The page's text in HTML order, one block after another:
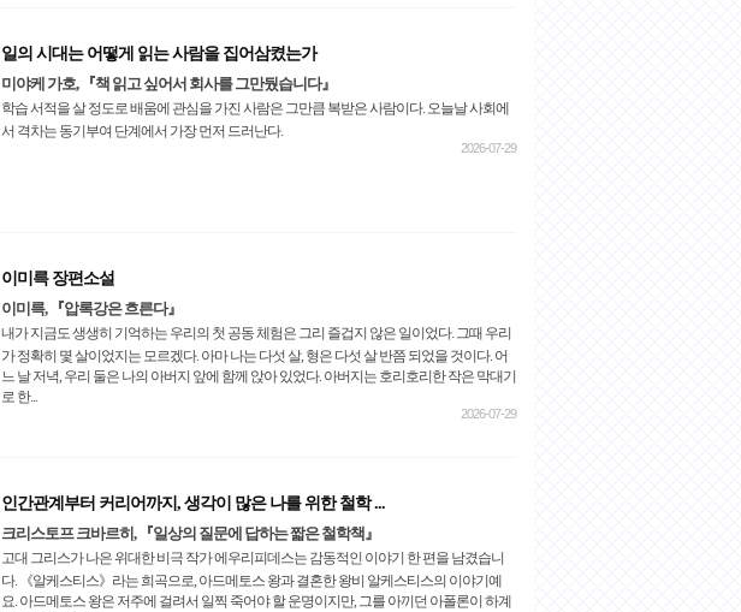
일의 시대는 어떻게 읽는 사람을 집어삼켰는가
미야케 가호, 『책 읽고 싶어서 회사를 그만뒀습니다』
학습 서적을 살 정도로 배움에 관심을 가진 사람은 그만큼 복받은 사람이다. 오늘날 사회에
서 격차는 동기부여 단계에서 가장 먼저 드러난다.
2026-07-29
이미륵 장편소설
이미륵, 『압록강은 흐른다』
내가 지금도 생생히 기억하는 우리의 첫 공동 체험은 그리 즐겁지 않은 일이었다. 그때 우리
가 정확히 몇 살이었지는 모르겠다. 아마 나는 다섯 살, 형은 다섯 살 반쯤 되었을 것이다. 어
느 날 저녁, 우리 둘은 나의 아버지 앞에 함께 앉아 있었다. 아버지는 호리호리한 작은 막대기
로 한...
2026-07-29
인간관계부터 커리어까지, 생각이 많은 나를 위한 철학 ...
크리스토프 크바르히, 『일상의 질문에 답하는 짧은 철학책』
고대 그리스가 나은 위대한 비극 작가 에우리피데스는 감동적인 이야기 한 편을 남겼습니
다. 《알케스티스》라는 희곡으로, 아드메토스 왕과 결혼한 왕비 알케스티스의 이야기예
요. 아드메토스 왕은 저주에 걸려서 일찍 죽어야 할 운명이지만, 그를 아끼던 아폴론이 하계